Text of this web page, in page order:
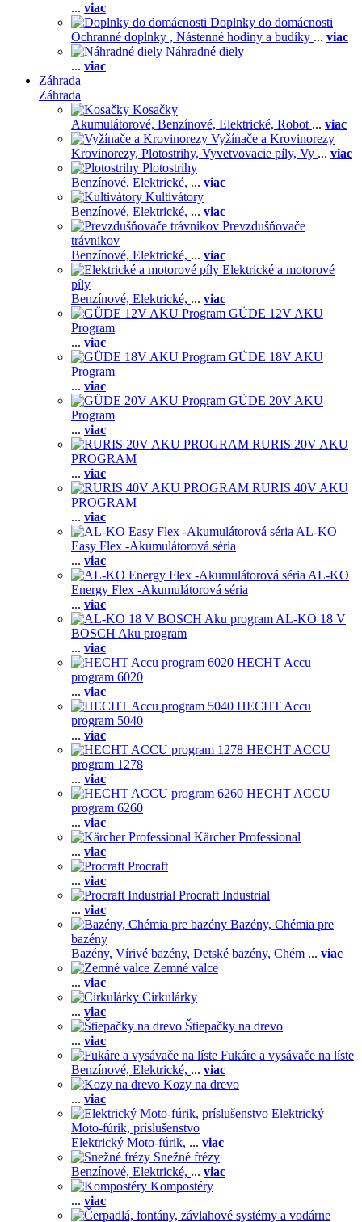
... viac
Doplnky do domácnosti
Ochranné doplnky , Nástenné hodiny a budíky ... viac
Náhradné diely
... viac
Záhrada
Záhrada
Kosačky
Akumulátorové, Benzínové, Elektrické, Robot ... viac
Vyžínače a Krovinorezy
Krovinorezy, Plotostrihy, Vyvetvovacie píly, Vy ... viac
Plotostrihy
Benzínové, Elektrické, ... viac
Kultivátory
Benzínové, Elektrické, ... viac
Prevzdušňovače
trávnikov
Benzínové, Elektrické, ... viac
Elektrické a motorové
píly
Benzínové, Elektrické, ... viac
GÜDE 12V AKU
Program
... viac
GÜDE 18V AKU
Program
... viac
GÜDE 20V AKU
Program
... viac
RURIS 20V AKU
PROGRAM
... viac
RURIS 40V AKU
PROGRAM
... viac
AL-KO
Easy Flex -Akumulátorová séria
... viac
AL-KO
Energy Flex -Akumulátorová séria
... viac
AL-KO 18 V
BOSCH Aku program
... viac
HECHT Accu
program 6020
... viac
HECHT Accu
program 5040
... viac
HECHT ACCU
program 1278
... viac
HECHT ACCU
program 6260
... viac
Kärcher Professional
... viac
Procraft
... viac
Procraft Industrial
... viac
Bazény, Chémia pre
bazény
Bazény, Vírivé bazény, Detské bazény, Chém ... viac
Zemné valce
... viac
Cirkulárky
... viac
Štiepačky na drevo
... viac
Fukáre a vysávače na líste
Benzínové, Elektrické, ... viac
Kozy na drevo
... viac
Elektrický
Moto-fúrik, príslušenstvo
Elektrický Moto-fúrik, ... viac
Snežné frézy
Benzínové, Elektrické, ... viac
Kompostéry
... viac